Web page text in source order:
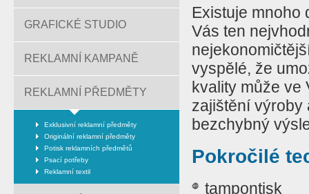
GRAFICKÉ STUDIO
REKLAMNÍ KAMPANĚ
REKLAMNÍ PŘEDMĚTY
Exklusivní reklamní předměty
Originální reklamní předměty
Potisk reklamních předmětů
Psací potřeby
Reklamní textil
Existuje mnoho
Vás ten
vyspělé, že
kvality může ve
zajištění výroby
bezchybný
Pokročilé
tampontisk